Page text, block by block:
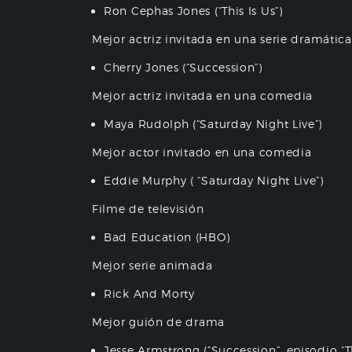
Ron Cephas Jones (“This Is Us”)
Mejor actriz invitada en una serie dramática
Cherry Jones (“Succession”)
Mejor actriz invitada en una comedia
Maya Rudolph (“Saturday Night Live”)
Mejor actor invitado en una comedia
Eddie Murphy ( “Saturday Night Live”)
Filme de televisión
Bad Education (HBO)
Mejor serie animada
Rick And Morty
Mejor guión de drama